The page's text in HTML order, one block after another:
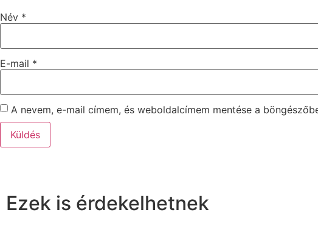
Név *
E-mail *
A nevem, e-mail címem, és weboldalcímem mentése a
Ezek is érdekelhetnek